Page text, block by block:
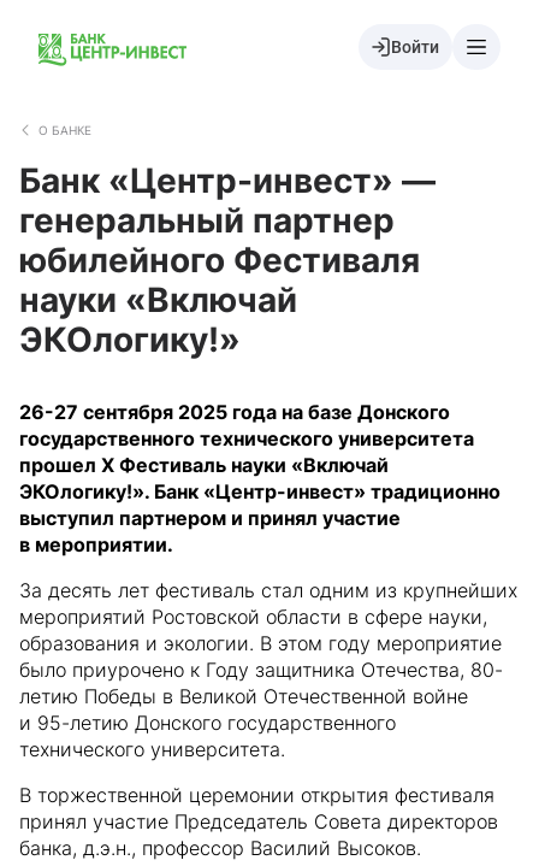
Войти
О БАНКЕ
Банк «Центр-инвест» —
генеральный партнер
юбилейного Фестиваля
науки «Включай
ЭКОлогику!»
26-27 сентября 2025 года на базе Донского
государственного технического университета
прошел X Фестиваль науки «Включай
ЭКОлогику!». Банк «Центр-инвест» традиционно
выступил партнером и принял участие
в мероприятии.
За десять лет фестиваль стал одним из крупнейших
мероприятий Ростовской области в сфере науки,
образования и экологии. В этом году мероприятие
было приурочено к Году защитника Отечества, 80-
летию Победы в Великой Отечественной войне
и 95-летию Донского государственного
технического университета.
В торжественной церемонии открытия фестиваля
принял участие Председатель Совета директоров
банка, д.э.н., профессор Василий Высоков.